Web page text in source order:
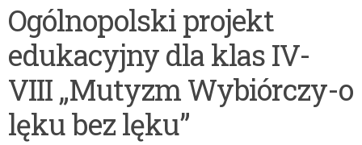
Ogólnopolski projekt
edukacyjny dla klas IV-
VIII „Mutyzm Wybiórczy-o
lęku bez lęku”
edukacyjny
„Ekonomia
na
co
dzień”
na
podręczniki
Niko
1,
Niko